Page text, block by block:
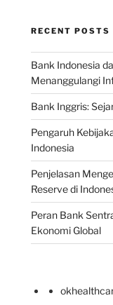
RECENT POSTS
Bank Indonesia
Menanggulangi
Bank Inggris:
Pengaruh
Indonesia
Penjelasan
Reserve di
Peran Bank
Ekonomi Global